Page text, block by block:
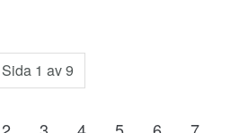
Sida 1 av 9